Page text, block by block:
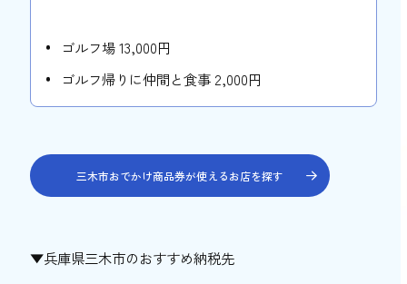
ゴルフ場 13,000円
ゴルフ帰りに仲間と食事 2,000円
三木市おでかけ商品券が使えるお店を探す
▼兵庫県三木市のおすすめ納税先